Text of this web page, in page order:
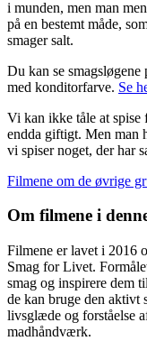
i munden, men man
på en bestemt måde,
smager salt.
Du kan se
med konditorfarve. Se
Vi kan ikke tåle at spise
endda giftigt. Men man
vi spiser noget, der har
Filmene om de øvrige
Om filmene i
Filmene er lavet i 2016
Smag for Livet.
smag og inspirere dem
de kan bruge den aktivt
livsglæde og forståelse
madhåndværk.